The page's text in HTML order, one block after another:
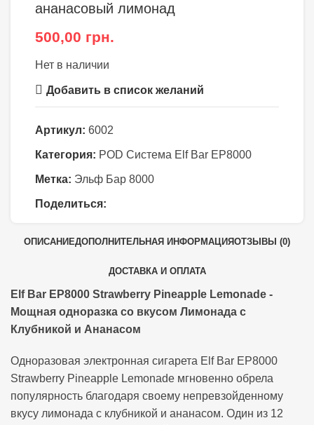
ананасовый лимонад
500,00 грн.
Нет в наличии
Добавить в список желаний
Артикул: 6002
Категория: POD Система Elf Bar EP8000
Метка: Эльф Бар 8000
Поделиться:
ОПИСАНИЕДОПОЛНИТЕЛЬНАЯ ИНФОРМАЦИЯОТЗЫВЫ (0)
ДОСТАВКА И ОПЛАТА
Elf Bar EP8000 Strawberry Pineapple Lemonade -
Мощная одноразка со вкусом Лимонада с
Клубникой и Ананасом
Одноразовая электронная сигарета Elf Bar EP8000
Strawberry Pineapple Lemonade мгновенно обрела
популярность благодаря своему непревзойденному
вкусу лимонада с клубникой и ананасом. Один из 12